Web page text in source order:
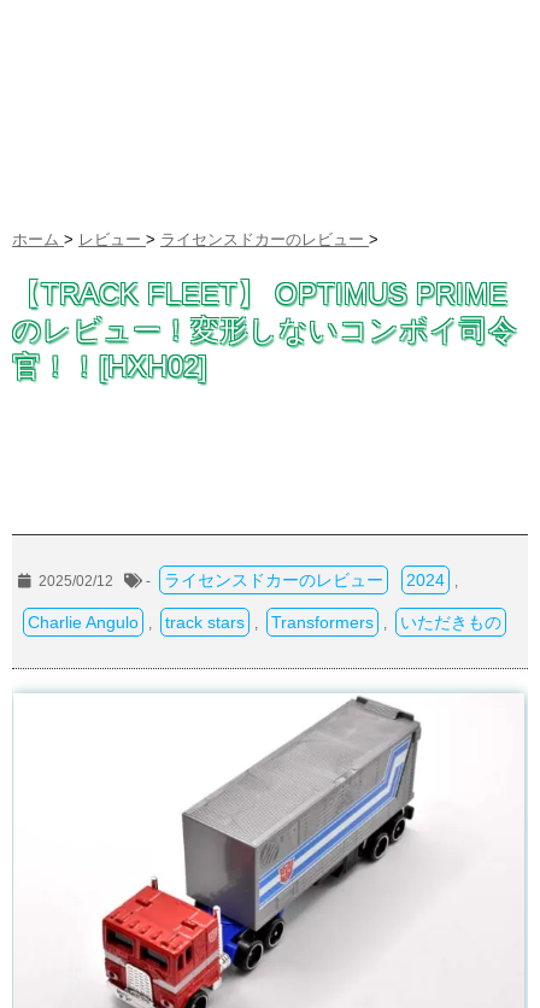
ホーム > レビュー > ライセンスドカーのレビュー >
【TRACK FLEET】 OPTIMUS PRIME
のレビュー！変形しないコンボイ司令
官！！[HXH02]
2025/02/12 - ライセンスドカーのレビュー 2024
Charlie Angulo track stars Transformers いただきもの